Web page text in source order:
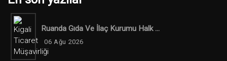
Ruanda Gıda Ve İlaç Kurumu Halk ...
06 Ağu 2026